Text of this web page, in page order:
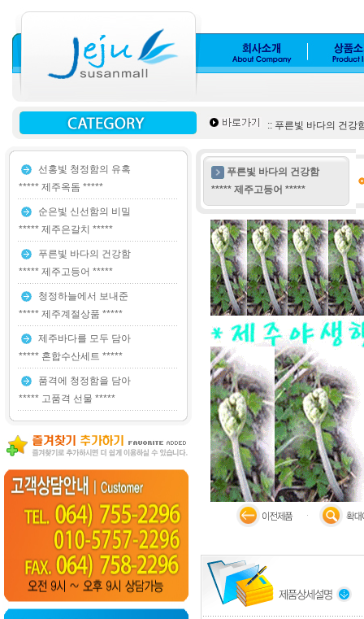
:: 푸른빛 바다의 건강
선홍빛 청정함의 유혹
***** 제주옥돔 *****
순은빛 신선함의 비밀
***** 제주은갈치 *****
푸른빛 바다의 건강함
***** 제주고등어 *****
청정하늘에서 보내준
***** 제주계절상품 *****
제주바다를 모두 담아
***** 혼합수산세트 *****
품격에 청정함을 담아
***** 고품격 선물 *****
푸른빛 바다의 건강함
***** 제주고등어 *****